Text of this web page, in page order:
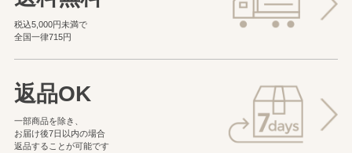
税込5,000円未満で
全国一律715円
返品OK
一部商品を除き、
お届け後7日以内の場合
返品することが可能です